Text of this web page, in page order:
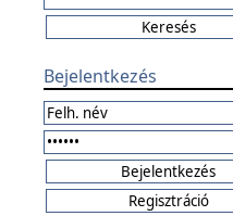
Bejelentkezés